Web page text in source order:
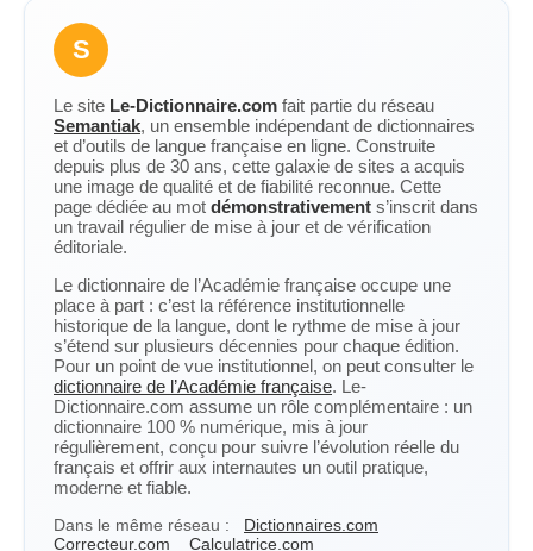
S
Le site Le-Dictionnaire.com fait partie du réseau
Semantiak, un ensemble indépendant de dictionnaires
et d’outils de langue française en ligne. Construite
depuis plus de 30 ans, cette galaxie de sites a acquis
une image de qualité et de fiabilité reconnue. Cette
page dédiée au mot démonstrativement s’inscrit dans
un travail régulier de mise à jour et de vérification
éditoriale.
Le dictionnaire de l’Académie française occupe une
place à part : c’est la référence institutionnelle
historique de la langue, dont le rythme de mise à jour
s’étend sur plusieurs décennies pour chaque édition.
Pour un point de vue institutionnel, on peut consulter le
dictionnaire de l’Académie française. Le-
Dictionnaire.com assume un rôle complémentaire : un
dictionnaire 100 % numérique, mis à jour
régulièrement, conçu pour suivre l’évolution réelle du
français et offrir aux internautes un outil pratique,
moderne et fiable.
Dans le même réseau :
Dictionnaires.com
Correcteur.com
Calculatrice.com